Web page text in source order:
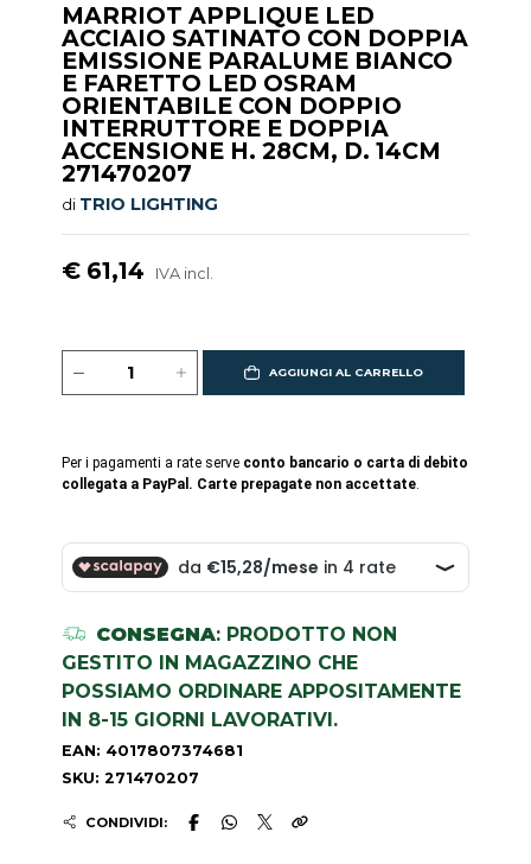
MARRIOT APPLIQUE LED
ACCIAIO SATINATO CON DOPPIA
EMISSIONE PARALUME BIANCO
E FARETTO LED OSRAM
ORIENTABILE CON DOPPIO
INTERRUTTORE E DOPPIA
ACCENSIONE H. 28CM, D. 14CM
271470207
di TRIO LIGHTING
€ 61,14 IVA incl.
AGGIUNGI AL CARRELLO
Per i pagamenti a rate serve conto bancario o carta di debito
collegata a PayPal. Carte prepagate non accettate
CONSEGNA: PRODOTTO NON
GESTITO IN MAGAZZINO CHE
POSSIAMO ORDINARE APPOSITAMENTE
IN 8-15 GIORNI LAVORATIVI.
EAN: 4017807374681
SKU: 271470207
CONDIVIDI: